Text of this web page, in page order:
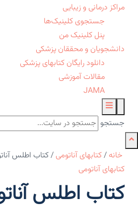
مراکز درمانی و زیبایی
جستجوی کلینیک‌ها
پنل کلینیک من
دانشجویان و محققان پزشکی
دانلود رایگان کتابهای پزشکی
مقالات آموزشی
JAMA
جستجو
خانه /کتابهای آناتومی /کتاب اطلس آناتومی
کتابهای آناتومی
کتاب اطلس آناتومی